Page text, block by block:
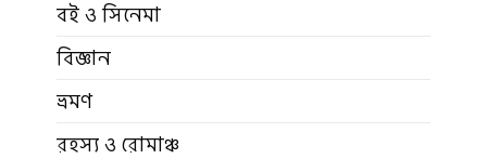
বই ও সিনেমা
বিজ্ঞান
ভ্রমণ
রহস্য ও রোমাঞ্চ